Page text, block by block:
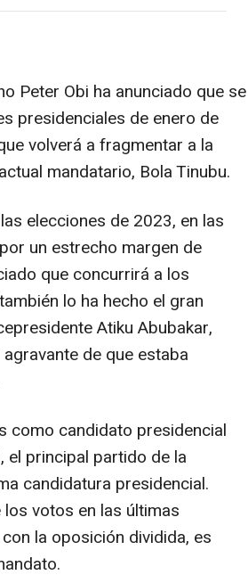
Peter Obi ha anunciado que se
presidenciales de enero de
volverá a fragmentar a la
mandatario, Bola Tinubu.
elecciones de 2023, en las
un estrecho margen de
que concurrirá a los
lo ha hecho el gran
Atiku Abubakar,
de que estaba
como candidato presidencial
el principal partido de la
candidatura presidencial.
votos en las últimas
la oposición dividida, es